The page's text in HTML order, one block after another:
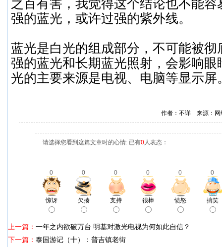
之百有害，我觉得这个结论也不能
强的蓝光，或许过强的紫外线。
蓝光是白光的组成部分，不可能被彻
强的蓝光和长期蓝光照射，会影响眼
光的主要来源是电视、电脑等显示屏
作者：不详 来源：
请选择您看到这篇文章时的心情: 已有0人表态：
0 0 0 0 0 0
惊讶 欠揍 支持 很棒 愤怒 搞笑
上一篇： 一年之内欲破万台 明基对激光电视为何如此自信？
下一篇： 泰国游记（十）：普吉镇老街